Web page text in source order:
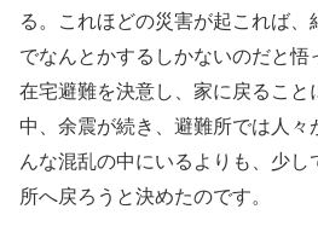
る。これほどの災害が起これば
でなんとかするしかないのだと悟
在宅避難を決意し、家に戻ること
中、余震が続き、避難所では人々
んな混乱の中にいるよりも、少
所へ戻ろうと決めたのです。